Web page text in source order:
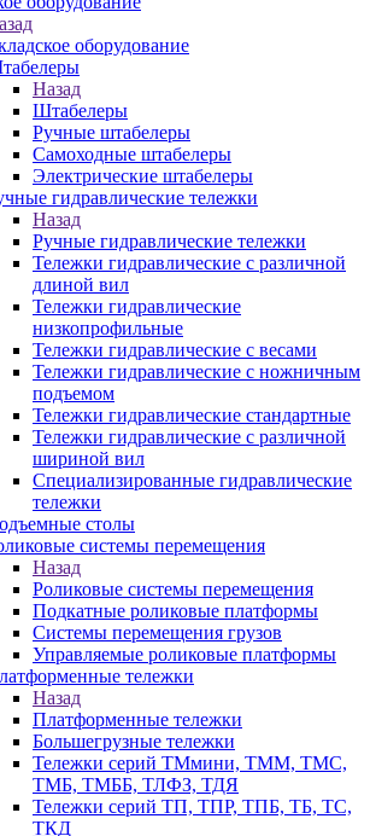
оборудование
Назад
Штабелеры
Ручные штабелеры
Самоходные штабелеры
Электрические штабелеры
гидравлические тележки
Назад
Ручные гидравлические тележки
Тележки гидравлические с различной
длиной вил
Тележки гидравлические
низкопрофильные
Тележки гидравлические с весами
Тележки гидравлические с ножничным
подъемом
Тележки гидравлические стандартные
Тележки гидравлические с различной
шириной вил
Специализированные гидравлические
тележки
столы
системы перемещения
Назад
Роликовые системы перемещения
Подкатные роликовые платформы
Системы перемещения грузов
Управляемые роликовые платформы
тележки
Назад
Платформенные тележки
Большегрузные тележки
Тележки серий ТМмини, ТММ, ТМС,
ТМБ, ТМББ, ТЛФЗ, ТДЯ
Тележки серий ТП, ТПР, ТПБ, ТБ, ТС,
ТКД